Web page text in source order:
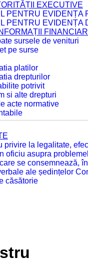
EXECUTIVE
PENTRU EVIDENȚA
PENTRU EVIDENȚA
sursele de venituri
pe surse
platilor
drepturilor
potrivit
si alte drepturi
acte normative
privire la legalitate,
oficiu asupra
se consemnează,
ale ședințelor
căsătorie